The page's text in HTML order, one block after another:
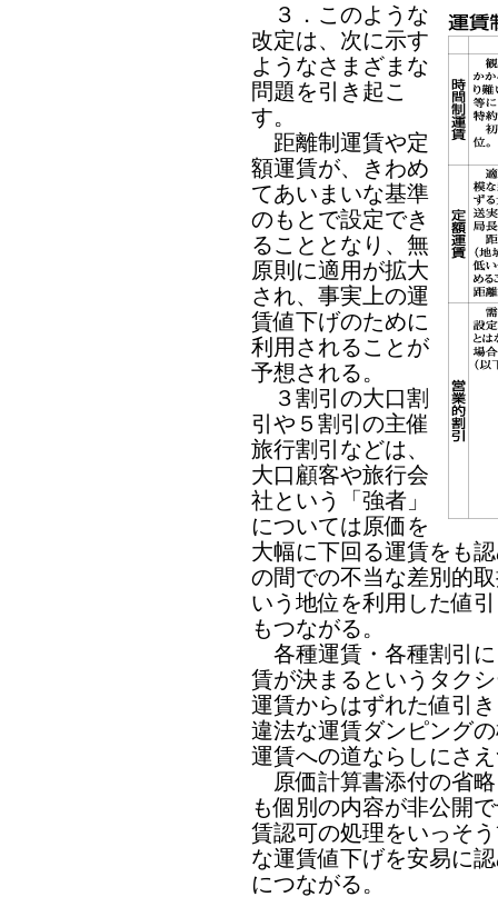
３．このような
改定は、次に示す
ようなさまざまな
問題を引き起こ
す。
距離制運賃や定
額運賃が、きわめ
てあいまいな基準
のもとで設定でき
ることとなり、無
原則に適用が拡大
され、事実上の運
賃値下げのために
利用されることが
予想される。
３割引の大口割
引や５割引の主催
旅行割引などは、
大口顧客や旅行会
社という「強者」
については原価を
大幅に下回る運賃をも
の間での不当な差別的
いう地位を利用した値
もつながる。
各種運賃・各種割引
賃が決まるというタク
運賃からはずれた値引
違法な運賃ダンピング
運賃への道ならしにさ
原価計算書添付の省
も個別の内容が非公開
賃認可の処理をいっそ
な運賃値下げを安易に
につながる。